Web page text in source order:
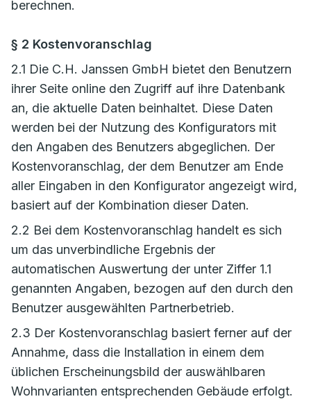
berechnen.
§ 2 Kostenvoranschlag
2.1 Die C.H. Janssen GmbH bietet den Benutzern
ihrer Seite online den Zugriff auf ihre Datenbank
an, die aktuelle Daten beinhaltet. Diese Daten
werden bei der Nutzung des Konfigurators mit
den Angaben des Benutzers abgeglichen. Der
Kostenvoranschlag, der dem Benutzer am Ende
aller Eingaben in den Konfigurator angezeigt wird,
basiert auf der Kombination dieser Daten.
2.2 Bei dem Kostenvoranschlag handelt es sich
um das unverbindliche Ergebnis der
automatischen Auswertung der unter Ziffer 1.1
genannten Angaben, bezogen auf den durch den
Benutzer ausgewählten Partnerbetrieb.
2.3 Der Kostenvoranschlag basiert ferner auf der
Annahme, dass die Installation in einem dem
üblichen Erscheinungsbild der auswählbaren
Wohnvarianten entsprechenden Gebäude erfolgt.